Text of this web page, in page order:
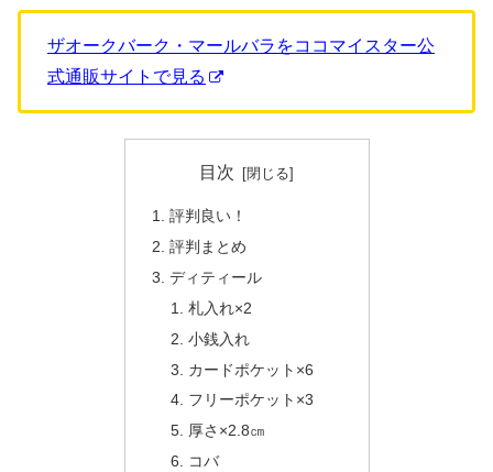
ザオークバーク・マールバラをココマイスター公
式通販サイトで見る
目次
評判良い！
評判まとめ
ディティール
札入れ×2
小銭入れ
カードポケット×6
フリーポケット×3
厚さ×2.8㎝
コバ